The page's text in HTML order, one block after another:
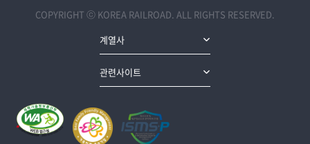
COPYRIGHT ⓒ KOREA RAILROAD. ALL RIGHTS RESERVED.
계열사
관련사이트